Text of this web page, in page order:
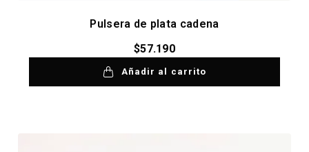
Pulsera de plata cadena
$57.190
Añadir al carrito